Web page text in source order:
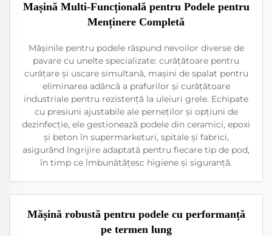
Mașină Multi-Funcțională pentru Podele pentru
Menținere Completă
Mășinile pentru podele răspund nevoilor diverse de
pavare cu unelte specializate: curățătoare pentru
curățare și uscare simultană, mașini de spalat pentru
eliminarea adâncă a prafurilor și curățătoare
industriale pentru rezistență la uleiuri grele. Echipate
cu presiuni ajustabile ale perneților și opțiuni de
dezinfecție, ele gestionează podele din ceramici, epoxi
și beton în supermarketuri, spitale și fabrici,
asigurând îngrijire adaptată pentru fiecare tip de pod,
în timp ce îmbunătățesc higiene și siguranță.
Mășină robustă pentru podele cu performanță
pe termen lung